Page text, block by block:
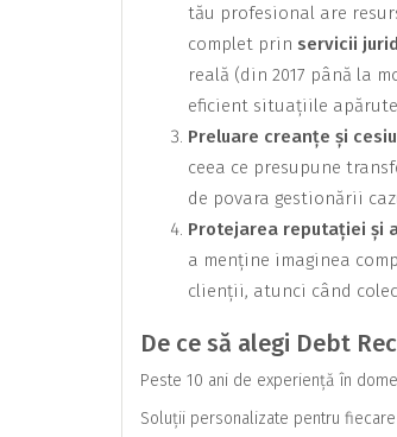
tău profesional are
complet prin servicii
reală (din 2017 până la
eficient situațiile
Preluare creanțe și
ceea ce presupune
de povara gestionării
Protejarea reputației și
a menține imaginea
clienții, atunci când
De ce să alegi Debt
Peste 10 ani de experiență în
Soluții personalizate pentru